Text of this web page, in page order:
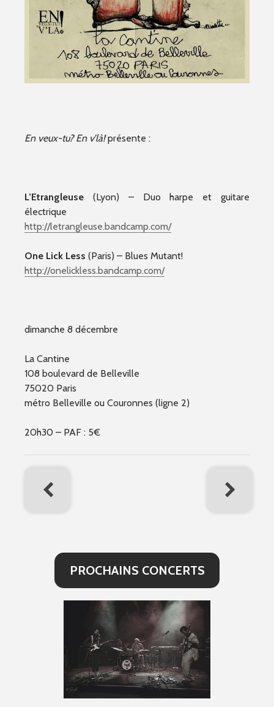
En veux-tu? En v’là!présente :
L’Etrangleuse (Lyon) – Duo harpe et guitare
électrique
http://letrangleuse.bandcamp.com/
One Lick Less (Paris) – Blues Mutant!
http://onelickless.bandcamp.com/
dimanche 8 décembre
La Cantine
108 boulevard de Belleville
75020 Paris
métro Belleville ou Couronnes (ligne 2)
20h30 – PAF : 5€
PROCHAINS CONCERTS